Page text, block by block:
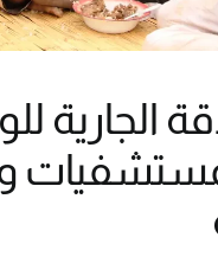
الجارية